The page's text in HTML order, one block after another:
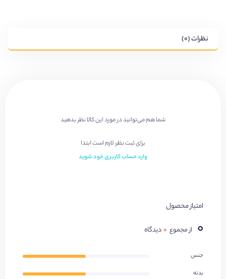
نظرات (۰)
شما هم می‌توانید در مورد این کالا نظر بدهید
برای ثبت نظر، لازم است ابتدا
وارد حساب کاربری خود شوید
امتیاز محصول
۰ از مجموع ۰دیدگاه
جنس
بدنه